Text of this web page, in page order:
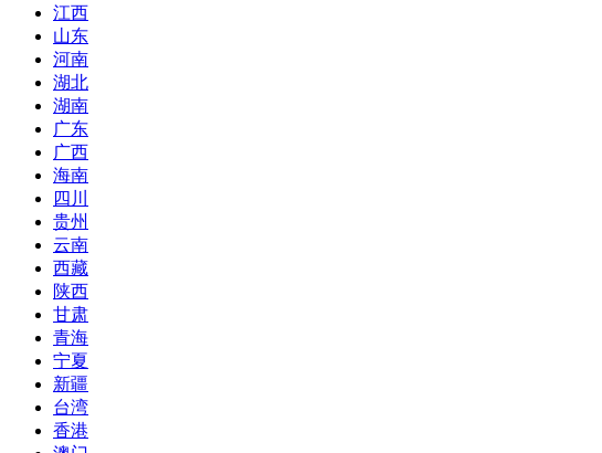
江西
山东
河南
湖北
湖南
广东
广西
海南
四川
贵州
云南
西藏
陕西
甘肃
青海
宁夏
新疆
台湾
香港